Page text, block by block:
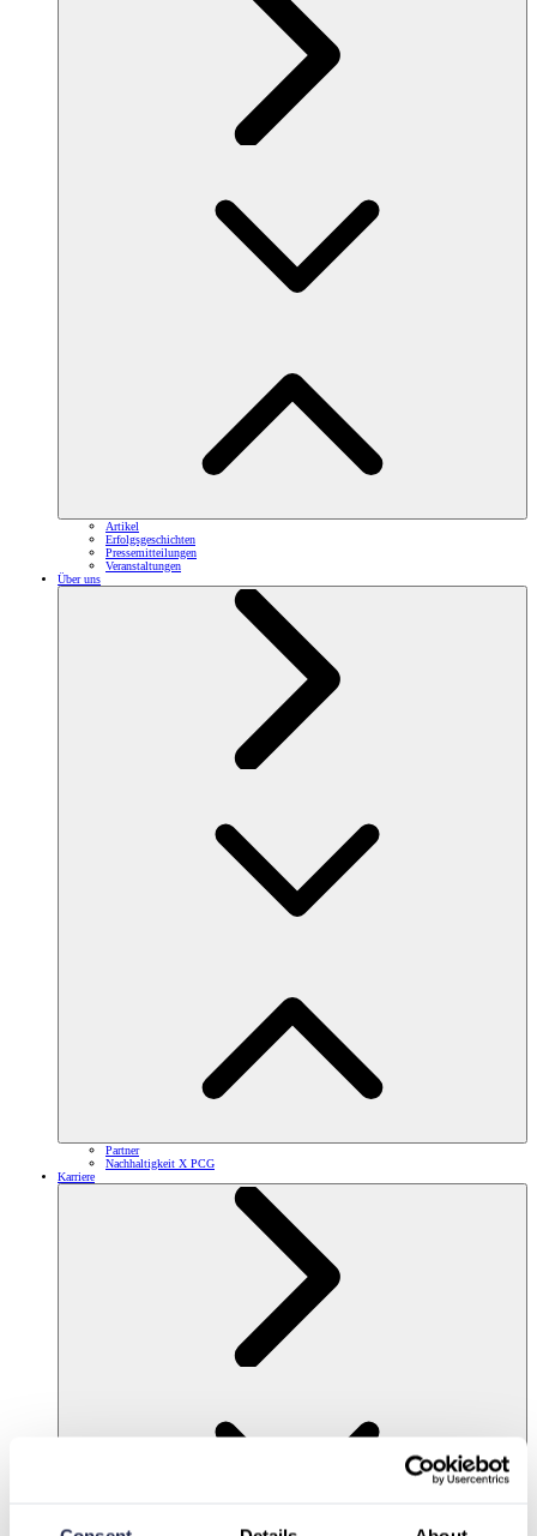
Artikel
Erfolgsgeschichten
Pressemitteilungen
Veranstaltungen
Über uns
Partner
Nachhaltigkeit X PCG
Karriere